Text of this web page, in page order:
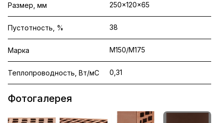
Размер, мм 250x120x65
Пустотность, % 38
Марка М150/М175
Теплопроводность, Вт/мС 0,31
Фотогалерея